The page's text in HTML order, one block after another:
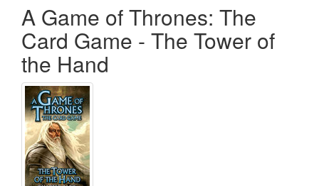
A Game of Thrones: The
Card Game - The Tower of
the Hand